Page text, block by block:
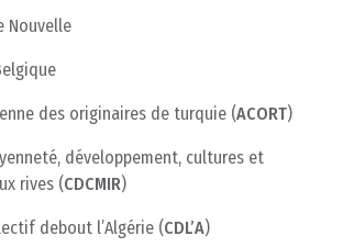
Nouvelle
des originaires de turquie (ACORT)
développement, cultures et
rives (CDCMIR)
debout l’Algérie (CDL’A)